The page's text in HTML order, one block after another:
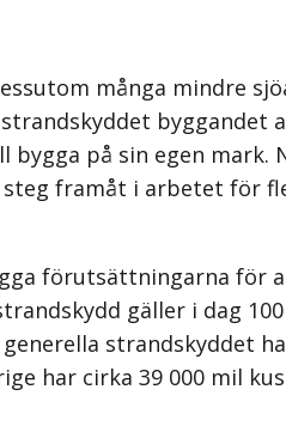
många mindre
på sin egen
framåt i arbetet för
förutsättningarna för
gäller i dag
strandskyddet
har cirka 39 000 mil